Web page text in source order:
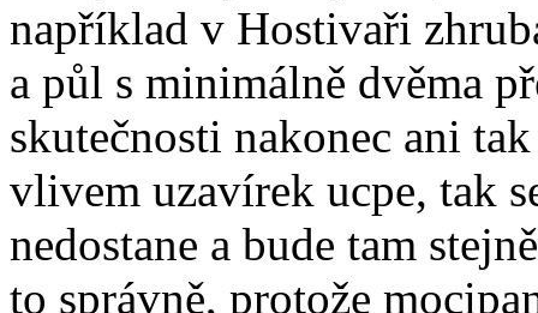
například v Hostivaři
a půl s minimálně dvěma
skutečnosti nakonec ani
vlivem uzavírek ucpe, tak
nedostane a bude tam
to správně, protože